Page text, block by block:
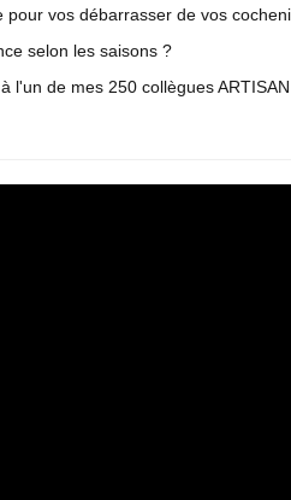
vos débarrasser de vos
selon les saisons ?
l'un de mes 250 collègues